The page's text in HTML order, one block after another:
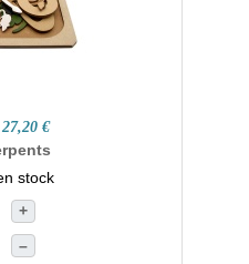
27,20 €
stock
+
–